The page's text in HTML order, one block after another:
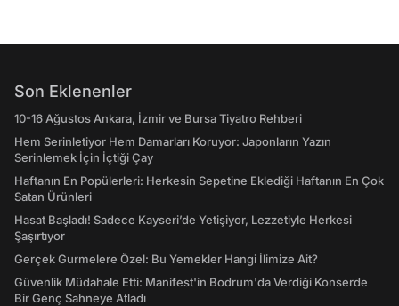
Son Eklenenler
10-16 Ağustos Ankara, İzmir ve Bursa Tiyatro Rehberi
Hem Serinletiyor Hem Damarları Koruyor: Japonların Yazın
Serinlemek İçin İçtiği Çay
Haftanın En Popülerleri: Herkesin Sepetine Eklediği Haftanın En Çok
Satan Ürünleri
Hasat Başladı! Sadece Kayseri’de Yetişiyor, Lezzetiyle Herkesi
Şaşırtıyor
Gerçek Gurmelere Özel: Bu Yemekler Hangi İlimize Ait?
Güvenlik Müdahale Etti: Manifest'in Bodrum'da Verdiği Konserde
Bir Genç Sahneye Atladı